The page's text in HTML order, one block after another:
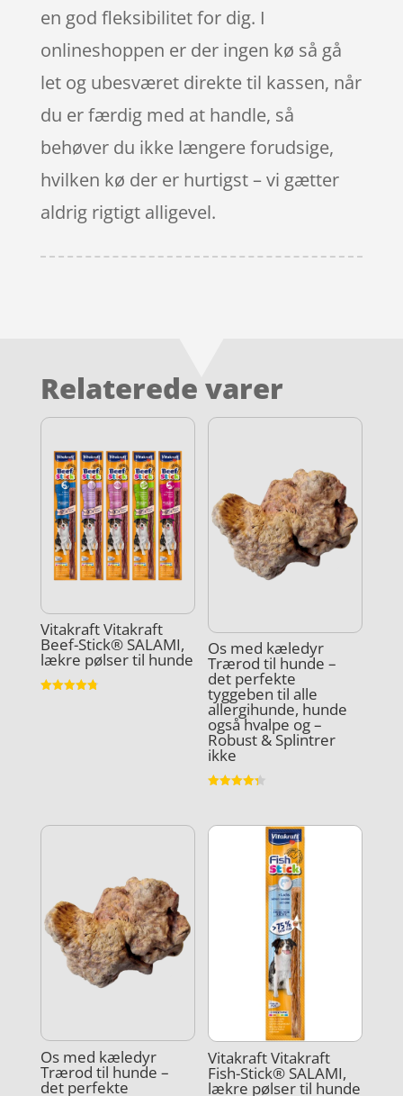
en god fleksibilitet for dig. I
onlineshoppen er der ingen kø så gå
let og ubesværet direkte til kassen, når
du er færdig med at handle, så
behøver du ikke længere forudsige,
hvilken kø der er hurtigst – vi gætter
aldrig rigtigt alligevel.
Relaterede varer
Vitakraft Vitakraft
Beef-Stick® SALAMI,
lækre pølser til hunde
Os med kæledyr
Trærod til hunde –
det perfekte
tyggeben til alle
allergihunde, hunde
også hvalpe og –
Robust & Splintrer
ikke
Os med kæledyr
Trærod til hunde –
det perfekte
Vitakraft Vitakraft
Fish-Stick® SALAMI,
lækre pølser til hunde